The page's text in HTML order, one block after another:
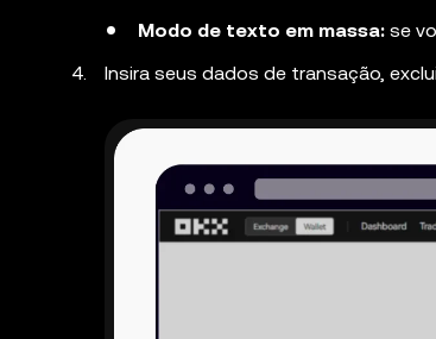
Modo de texto em massa: se
Insira seus dados de transação,